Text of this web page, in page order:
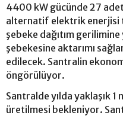
4400 kW gücünde 27
alternatif elektrik enerjisi
şebeke dağıtım
şebekesine aktarımı
edilecek. Santralin
öngörülüyor.
Santralde yılda yaklaşık
üretilmesi bekleniyor.